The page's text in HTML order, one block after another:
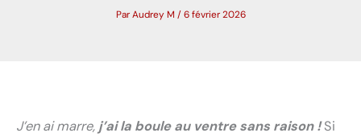
ParAudrey M /6 février 2026
J’en ai marre, j’ai la boule au ventre sans raison !Si